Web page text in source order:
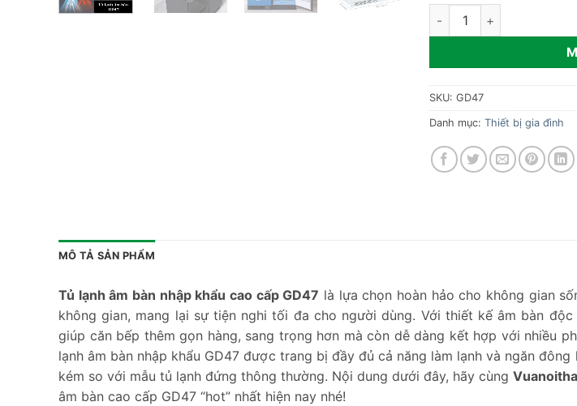
Tủ lạnh âm bàn nhập
SKU: GD47
Danh mục: Thiết bị gia đình
MÔ TẢ SẢN PHẨM
Tủ lạnh âm bàn nhập khẩu cao cấp GD47 là lựa chọn hoàn hảo cho không gian
không gian, mang lại sự tiện nghi tối đa cho người dùng. Với thiết kế âm bàn
giúp căn bếp thêm gọn hàng, sang trọng hơn mà còn dễ dàng kết hợp với nhiều
lạnh âm bàn nhập khẩu GD47 được trang bị đầy đủ cả năng làm lạnh và ngăn
kém so với mẫu tủ lạnh đứng thông thường. Nội dung dưới đây, hãy cùng
âm bàn cao cấp GD47 “hot” nhất hiện nay nhé!